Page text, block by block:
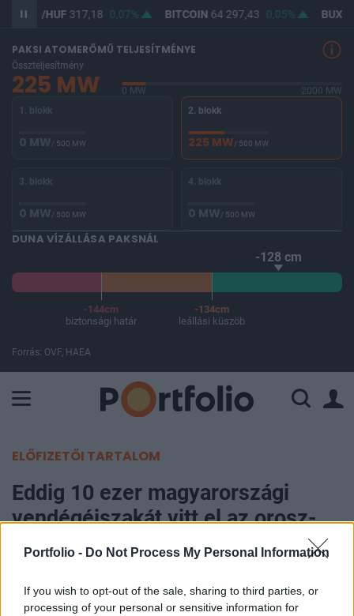
Portfolio - Do Not Process My Personal Information
If you wish to opt-out of the sale, sharing to third parties, or
processing of your personal or sensitive information for
USD/HUF317,18 0,07% BITCOIN64 297,43 0,05% BUX
PAKSI ATOMERŐMŰ TELJESÍTMÉNYE
Összteljesítmény
225 MW 0 MW
2000 MW
1. blokk
0 MW/ 500 MW
2. blokk
225 MW/ 500 MW
3. blokk
0 MW/ 500 MW
4. blokk
0 MW/ 500 MW
DUNA VÍZÁLLÁSA PAKSNÁL
-128 cm
-144cm
biztonsági határ
-134cm
leállási küszöb
Forrás: OVF, HAEA
ELŐFIZETŐI TARTALOM
Eddig 10 ezer magyarországi
vendégéjszakát vitt el az orosz-
ukrán háború
Nagy Károly
2022. március 09. 07:00